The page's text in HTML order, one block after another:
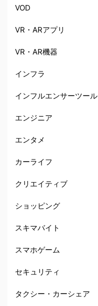
VOD
VR・ARアプリ
VR・AR機器
インフラ
インフルエンサーツール
エンジニア
エンタメ
カーライフ
クリエイティブ
ショッピング
スキマバイト
スマホゲーム
セキュリティ
タクシー・カーシェア